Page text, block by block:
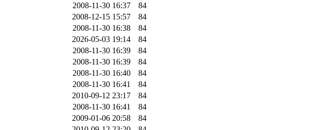
2008-11-30 16:37
84
2008-12-15 15:57
84
2008-11-30 16:38
84
2026-05-03 19:14
84
2008-11-30 16:39
84
2008-11-30 16:39
84
2008-11-30 16:40
84
2008-11-30 16:41
84
2010-09-12 23:17
84
2008-11-30 16:41
84
2009-01-06 20:58
84